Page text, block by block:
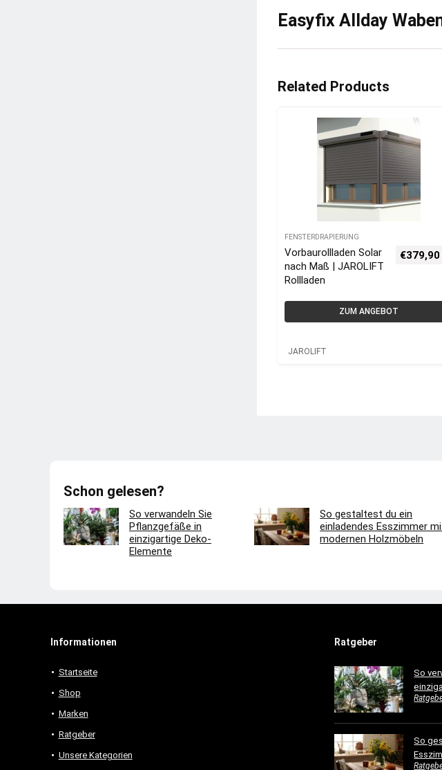
Easyfix Allday
Related Products
FENSTERDRAPIERUNG
Vorbaurollladen Solar
nach Maß | JAROLIFT
Rollladen
€379,90
ZUM ANGEBOT
JAROLIFT
Schon gelesen?
So verwandeln Sie
Pflanzgefäße in
einzigartige Deko-
Elemente
So gestaltest du ein
einladendes Esszimmer
modernen Holzmöbeln
Informationen
Startseite
Shop
Marken
Ratgeber
Unsere Kategorien
Ratgeber
So
So